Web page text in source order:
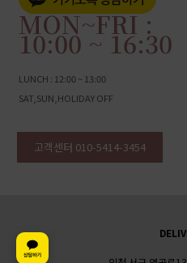
MON~FRI :
10:00 ~ 16:30
LUNCH : 12:00 ~ 13:00
SAT,SUN,HOLIDAY OFF
고객센터 010-5414-3454